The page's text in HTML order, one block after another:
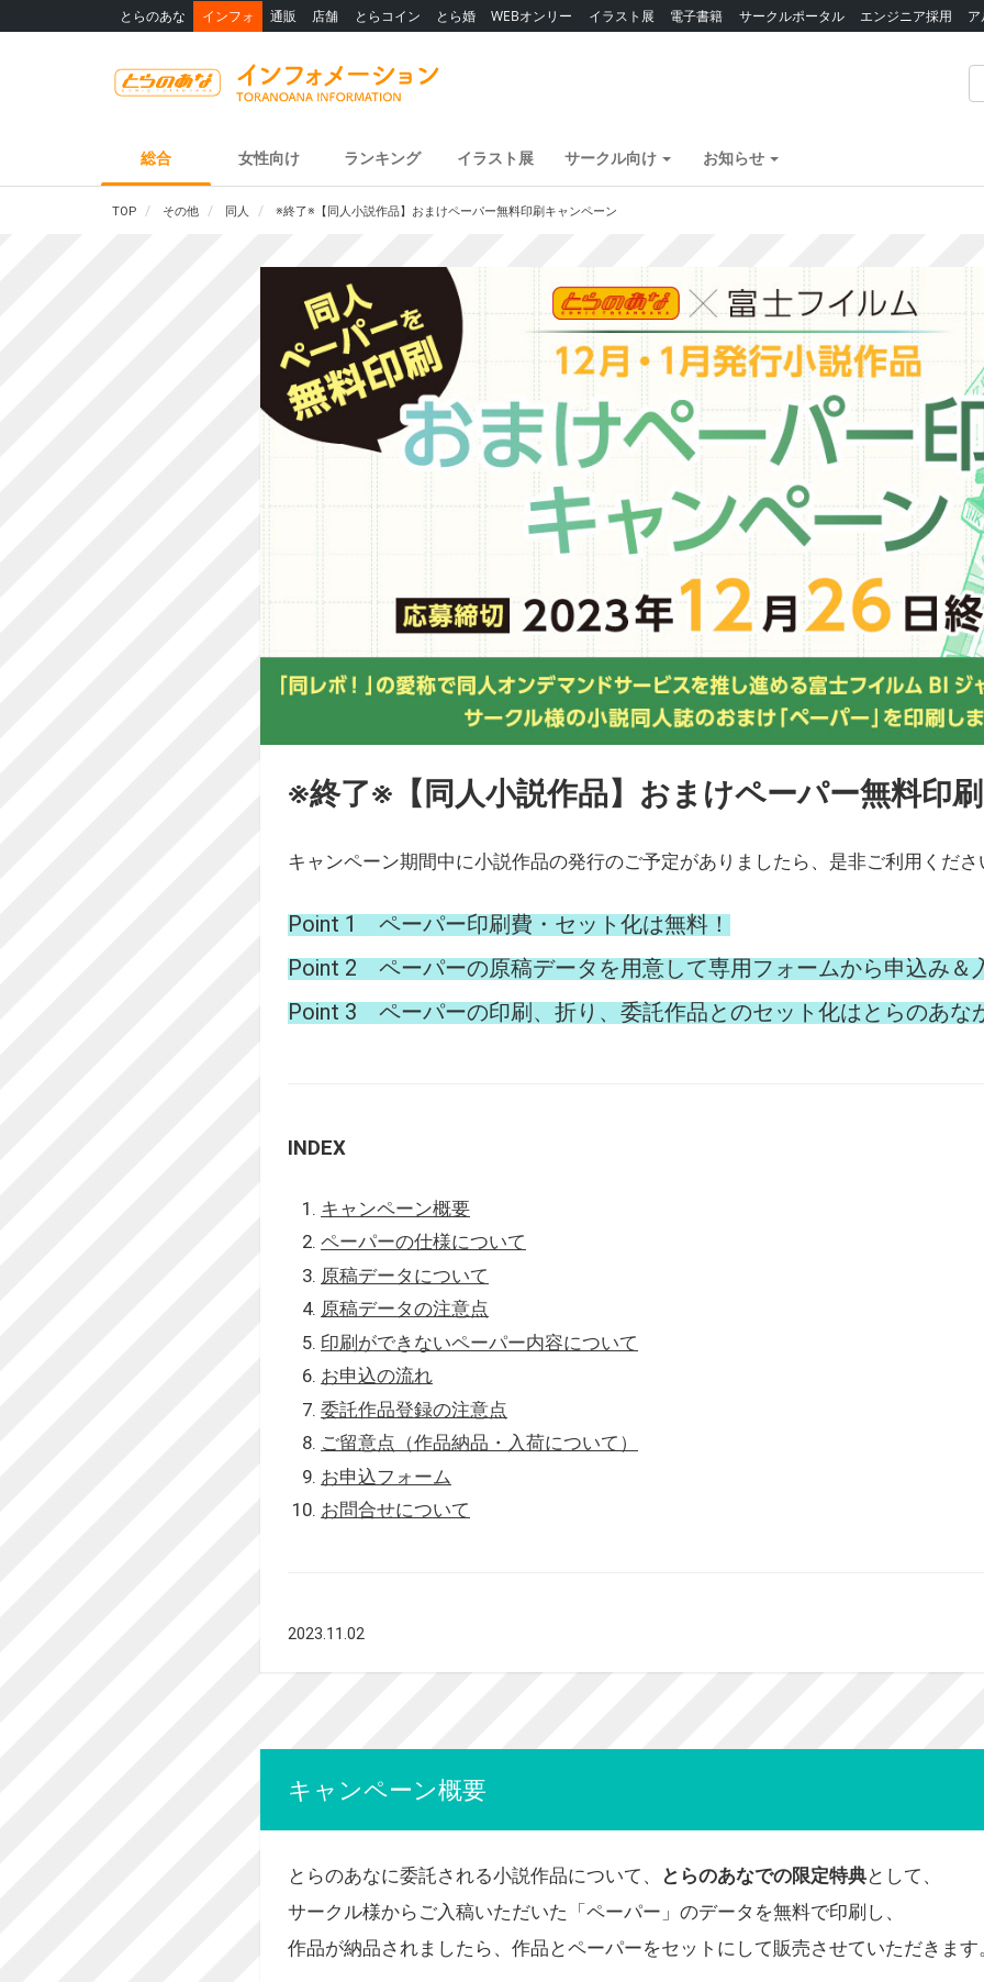
とらのあな インフォ 通販 店舗 とらコイン とら婚 WEBオンリー イラスト展 電子書籍 サークルポータル エンジニア採用
総合 女性向け ランキング イラスト展 サークル向け お知らせ
TOP その他 同人 ※終了※【同人小説作品】おまけペーパー無料印刷キャンペーン
※終了※【同人小説作品】おまけペーパー無料印
キャンペーン期間中に小説作品の発行のご予定がありましたら、是非ご利用くださ
Point 1 ペーパー印刷費・セット化は無料！
Point 2 ペーパーの原稿データを用意して専用フォームから申込み＆
Point 3 ペーパーの印刷、折り、委託作品とのセット化はとらのあな
INDEX
キャンペーン概要
ペーパーの仕様について
原稿データについて
原稿データの注意点
印刷ができないペーパー内容について
お申込の流れ
委託作品登録の注意点
ご留意点（作品納品・入荷について）
お申込フォーム
お問合せについて
2023.11.02
キャンペーン概要
とらのあなに委託される小説作品について、 とらのあなでの限定特典として、
サークル様からご入稿いただいた「ペーパー」のデータを無料で印刷し、
作品が納品されましたら、作品とペーパーをセットにして販売させていただきます